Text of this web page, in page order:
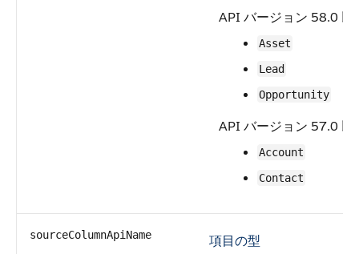
API バージョン 58.0 以
Asset
Lead
Opportunity
API バージョン 57.0 以
Account
Contact
sourceColumnApiName
項目の型